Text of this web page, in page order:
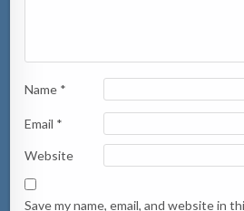
Name *
Email *
Website
Save my name, email, and website in